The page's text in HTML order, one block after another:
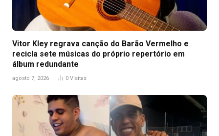
Vitor Kley regrava canção do Barão Vermelho e
recicla sete músicas do próprio repertório em
álbum redundante
agosto 7, 2026 0 Visitas